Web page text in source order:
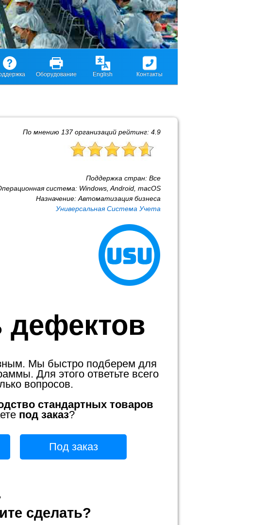
Оборудование English Контакты
По мнению 137организаций рейтинг: 4.9
Поддержка стран: Все
система: Windows, Android, macOS
Назначение: Автоматизация бизнеса
Универсальная Система Учета
дефектов
Мы быстро подберем для
Для этого ответьте всего
вопросов.
стандартных товаров
под заказ?
Под заказ
сделать?